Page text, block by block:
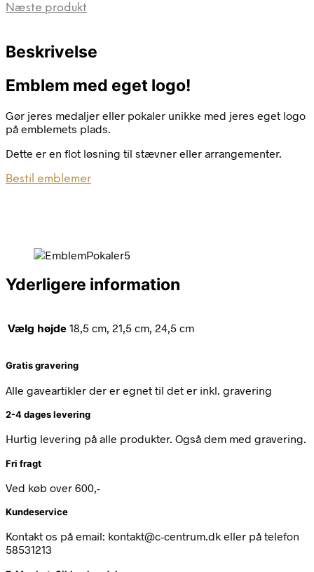
Næste produkt
Beskrivelse
Emblem med eget logo!
Gør jeres medaljer eller pokaler unikke med jeres eget logo
på emblemets plads.
Dette er en flot løsning til stævner eller arrangementer.
Bestil emblemer
Yderligere information
Vælg højde 18,5 cm, 21,5 cm, 24,5 cm
Gratis gravering
Alle gaveartikler der er egnet til det er inkl. gravering
2-4 dages levering
Hurtig levering på alle produkter. Også dem med gravering.
Fri fragt
Ved køb over 600,-
Kundeservice
Kontakt os på email: kontakt@c-centrum.dk eller på telefon
58531213